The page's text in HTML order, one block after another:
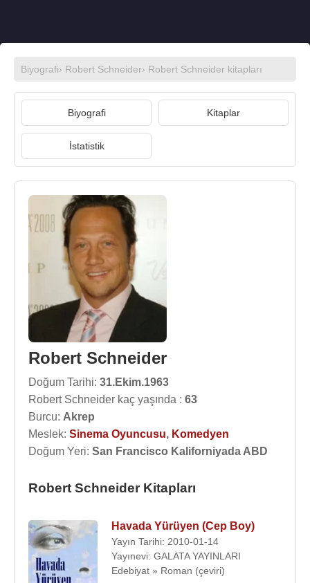
Biyografi› Robert Schneider› Robert Schneider kitapları
Biyografi Kitaplar
İstatistik
Robert Schneider
Doğum Tarihi: 31.Ekim.1963
Robert Schneider kaç yaşında : 63
Burcu: Akrep
Meslek: Sinema Oyuncusu, Komedyen
Doğum Yeri: San Francisco Kaliforniyada ABD
Robert Schneider Kitapları
Havada Yürüyen (Cep Boy)
Yayın Tarihi: 2010-01-14
Yayınevi: GALATA YAYINLARI
Edebiyat » Roman (çeviri)